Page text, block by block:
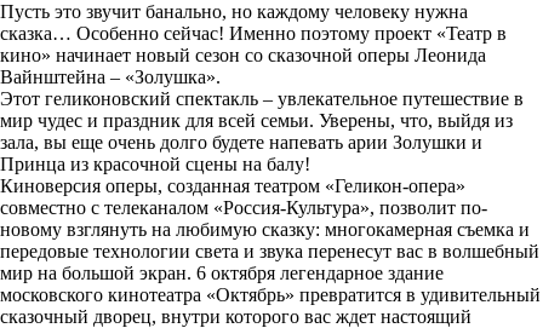
Пусть это звучит банально, но каждому человеку нужна
сказка… Особенно сейчас! Именно поэтому проект «Театр в
кино» начинает новый сезон со сказочной оперы Леонида
Вайнштейна – «Золушка».
Этот геликоновский спектакль – увлекательное путешествие в
мир чудес и праздник для всей семьи. Уверены, что, выйдя из
зала, вы еще очень долго будете напевать арии Золушки и
Принца из красочной сцены на балу!
Киноверсия оперы, созданная театром «Геликон-опера»
совместно с телеканалом «Россия-Культура», позволит по-
новому взглянуть на любимую сказку: многокамерная съемка и
передовые технологии света и звука перенесут вас в волшебный
мир на большой экран. 6 октября легендарное здание
московского кинотеатра «Октябрь» превратится в удивительный
сказочный дворец, внутри которого вас ждет настоящий